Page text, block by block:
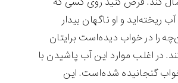
ریخته‌اید و او ناگهان بیدار
را در خواب دیده‌است برایتان
در اغلب موارد این آب پاشیدن با
گنجانیده شده‌است. این